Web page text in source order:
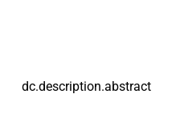
dc.description.abstract